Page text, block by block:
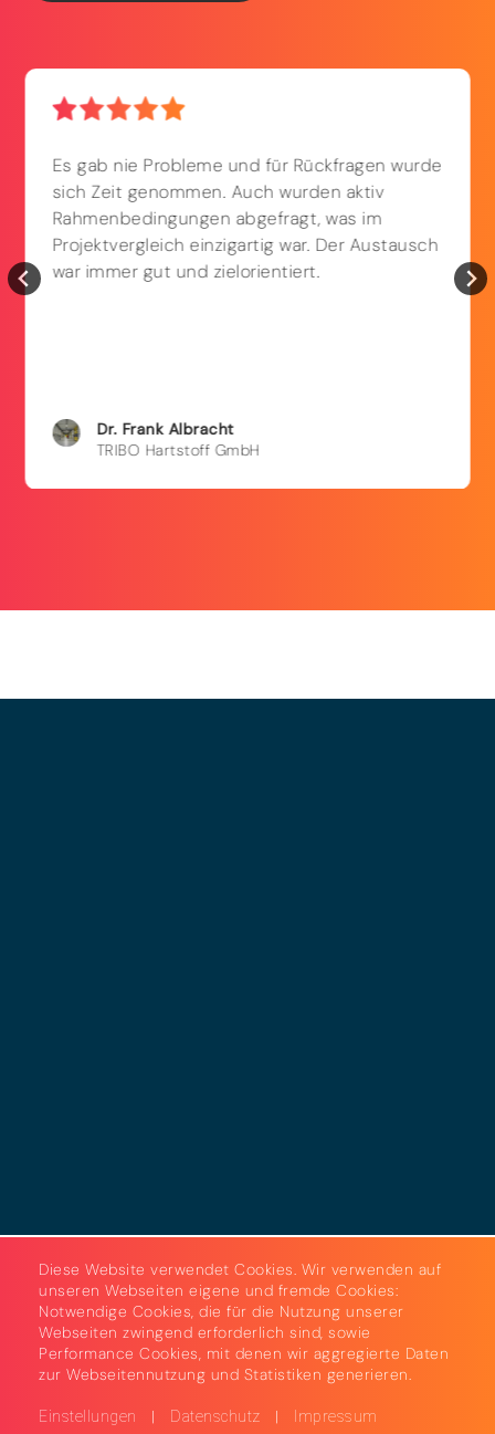
Es gab nie Probleme und für Rückfragen wurde
sich Zeit genommen. Auch wurden aktiv
Rahmenbedingungen abgefragt, was im
Projektvergleich einzigartig war. Der Austausch
war immer gut und zielorientiert.
Dr. FrankAlbracht
TRIBO Hartstoff GmbH
Diese Website verwendet Cookies. Wir verwenden auf
unseren Webseiten eigene und fremde Cookies:
Notwendige Cookies, die für die Nutzung unserer
Webseiten zwingend erforderlich sind, sowie
Performance Cookies, mit denen wir aggregierte Daten
zur Webseitennutzung und Statistiken generieren.
Einstellungen | Datenschutz | Impressum